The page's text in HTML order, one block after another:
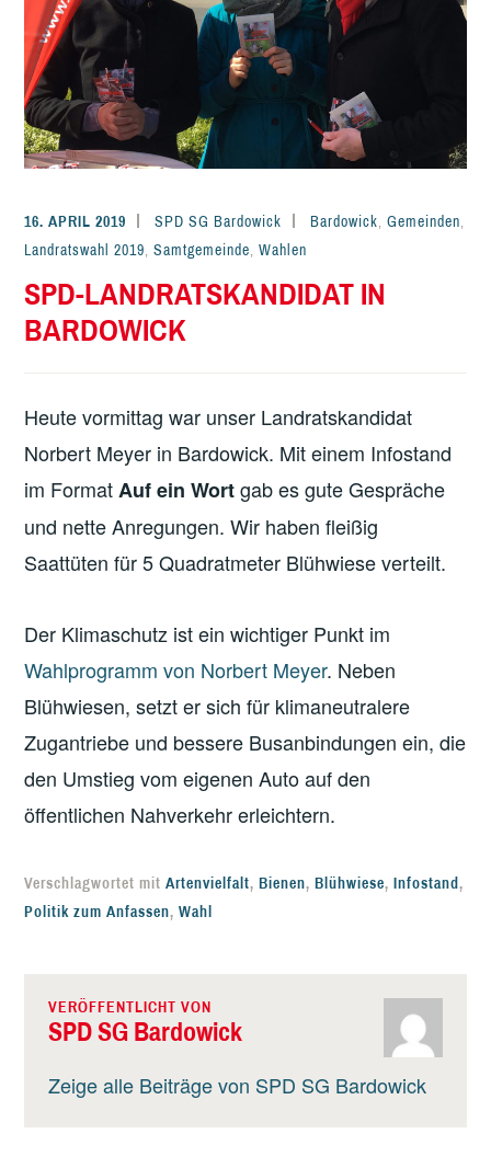
16. APRIL 2019 SPD SG Bardowick Bardowick,Gemeinden,
Landratswahl 2019,Samtgemeinde,Wahlen
SPD-LANDRATSKANDIDAT IN
BARDOWICK
Heute vormittag war unser Landratskandidat
Norbert Meyer in Bardowick. Mit einem Infostand
im Format Auf ein Wortgab es gute Gespräche
und nette Anregungen. Wir haben fleißig
Saattüten für 5 Quadratmeter Blühwiese verteilt.
Der Klimaschutz ist ein wichtiger Punkt im
Wahlprogramm von Norbert Meyer. Neben
Blühwiesen, setzt er sich für klimaneutralere
Zugantriebe und bessere Busanbindungen ein, die
den Umstieg vom eigenen Auto auf den
öffentlichen Nahverkehr erleichtern.
Verschlagwortet mitArtenvielfalt,Bienen,Blühwiese,Infostand,
Politik zum Anfassen,Wahl
VERÖFFENTLICHT VON
SPD SG Bardowick
Zeige alle Beiträge von SPD SG Bardowick